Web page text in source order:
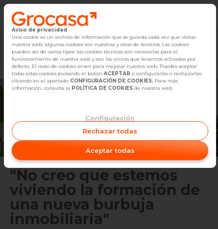
Vender
Buscar Inmuebles
Alquiler
Empleo
Oficinas
Contacto
Marketplace Empleo Diseño Reforma
"No creo que estemos
viviendo la formación de
una nueva burbuja
inmobiliaria"
Aviso de privacidad
Una cookie es un archivo de información que se guarda cada vez que visitas
nuestra web: algunas cookies son nuestras y otras de terceros. Las cookies
pueden ser de varios tipos: las cookies técnicas son necesarias para el
funcionamiento de nuestra web y son las únicas que tenemos activadas por
defecto. El resto de cookies sirven para mejorar nuestra web. Puedes aceptar
todas estas cookies pulsando el botón ACEPTAR o configurarlas o rechazarlas
clicando en el apartado CONFIGURACIÓN DE COOKIES. Para más
información, consulta la POLÍTICA DE COOKIES de nuestra web.
Configuración
Rechazar todas
Aceptar todas